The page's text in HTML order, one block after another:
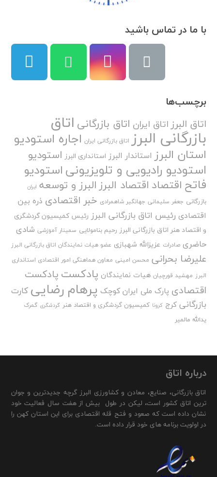
با ما در تماس باشید
برچسب‌ها
اتاق البرز اتاق ایران اتاق بازرگانی اتاق
بازرگانی البرز اتاق بازرگانی ایران اجاره استودیو
استان البرز استاندار البرز استانداری البرز استودیو
استودیو رادیویی و تلویزیونیاستودیو
فاتح اقتصاد اقتصاد البرزالبرز و توسعه ایران
بازرگانی جعفر سلیمانی جهانگیر شاهمرادی خبر اقتصادی ذره بین
اقتصادی رئیس اتاق بازرگانی البرز رئیس کمیسیون گردشگری
و اقتصاد هنر اتاق بازرگانی البرز رحیم بنامولایی سمینار آموزشی شادی
حاضری صادرات عزیزالله شهبازی عضو هیات نمایندگان اتاق بازرگانی البرز
علیرضا بحرانی محسن امینی معاون هماهنگی امور اقتصادی استانداری
البرز مهشید قورچیان هیات نمایندگان پادکست پادکست
اقتصادی پارک ملی ایران کوچک پرهام رضایی کارت
بازرگانی کرج کرونا کمیسیون گردشگری و اقتصاد هنر گردشگری گمرک
یدالله مالمیر
درباره اتاق
اتاق بازرگانی، صنایع، معادن و کشاورزی البرز گرچه جدیدترین و جوان
ترین اتاق کشور است، لیکن در طول بیش از هفت سال فعالیت خود
نشان داده است که صعود و فتح قله اقتصادی برای این استان کهن را
در اولویت برنامه های خود قرار داده است.